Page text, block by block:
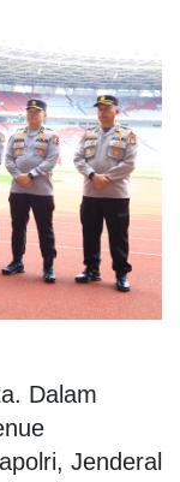
Dalam
Jenderal